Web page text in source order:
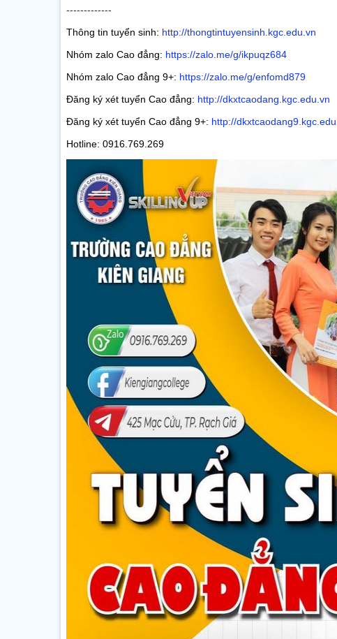
-------------
Thông tin tuyển sinh: http://thongtintuyensinh.kgc.edu.vn
Nhóm zalo Cao đẳng: https://zalo.me/g/ikpuqz684
Nhóm zalo Cao đẳng 9+: https://zalo.me/g/enfomd879
Đăng ký xét tuyển Cao đẳng: http://dkxtcaodang.kgc.edu.vn
Đăng ký xét tuyển Cao đẳng 9+: http://
Hotline: 0916.769.269